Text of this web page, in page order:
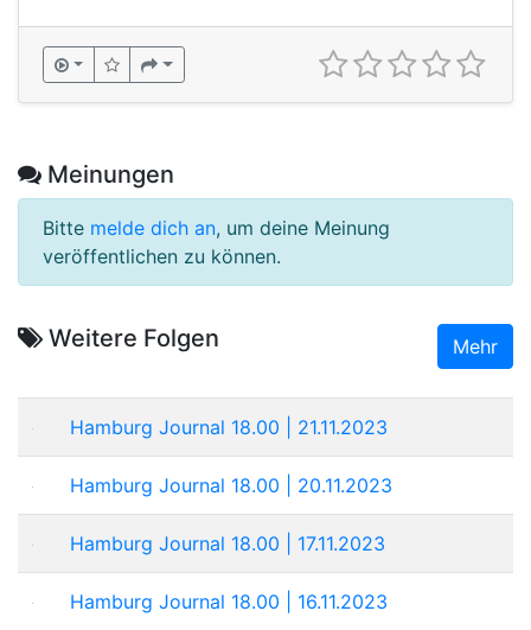
Meinungen
Bitte melde dich an, um deine Meinung
veröffentlichen zu können.
Weitere Folgen Mehr
Hamburg Journal 18.00 | 21.11.2023
Hamburg Journal 18.00 | 20.11.2023
Hamburg Journal 18.00 | 17.11.2023
Hamburg Journal 18.00 | 16.11.2023